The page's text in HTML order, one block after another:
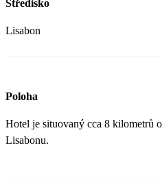
Středisko
Lisabon
Poloha
Hotel je situovaný cca 8 kilometrů
Lisabonu.